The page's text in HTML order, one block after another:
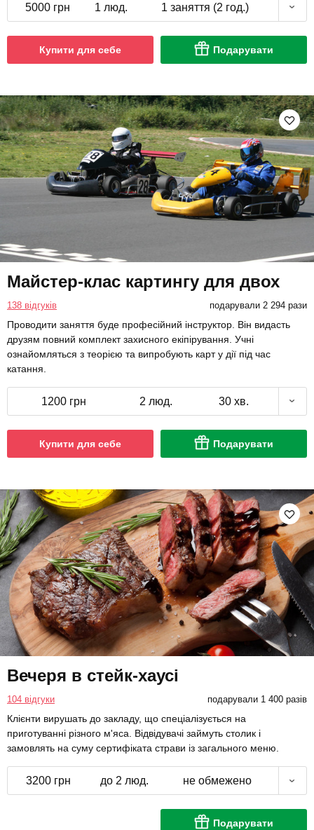
5000 грн 1 люд. 1 заняття (2 год.)
Купити для себе Подарувати
Майстер-клас картингу для двох
138 відгуків подарували 2 294 рази
Проводити заняття буде професійний інструктор. Він видасть
друзям повний комплект захисного екіпірування. Учні
ознайомляться з теорією та випробують карт у дії під час
катання.
1200 грн 2 люд. 30 хв.
Купити для себе Подарувати
Вечеря в стейк-хаусі
104 відгуки подарували 1 400 разів
Клієнти вирушать до закладу, що спеціалізується на
приготуванні різного м'яса. Відвідувачі займуть столик і
замовлять на суму сертифіката страви із загального меню.
3200 грн до 2 люд. не обмежено
Подарувати